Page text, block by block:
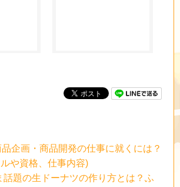
企画・商品開発の仕事に就くには？
や資格、仕事内容)
話題の生ドーナツの作り方とは？ふ